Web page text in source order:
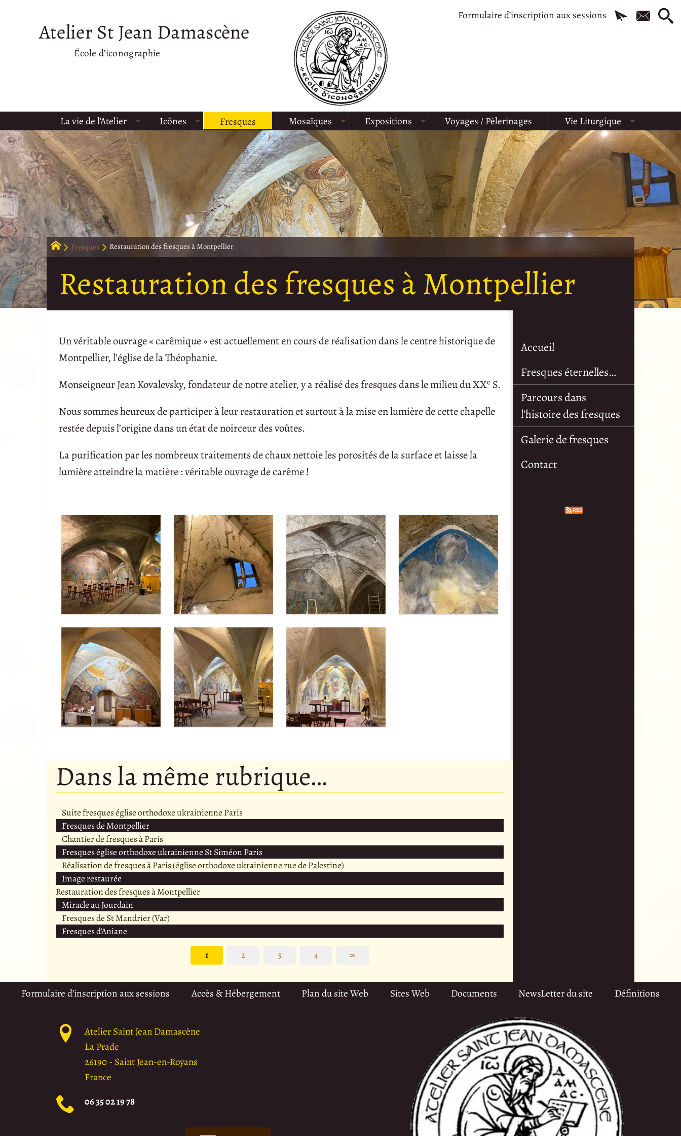
Formulaire d’inscription aux sessions
Atelier St Jean Damascène
École d’iconographie
La vie de l’Atelier Icônes Fresques Mosaïques Expositions Voyages / Pèlerinages Vie Liturgique
Fresques Restauration des fresques à Montpellier
Restauration des fresques à Montpellier
Un véritable ouvrage « carêmique » est actuellement en cours de réalisation dans le centre historique de
Montpellier, l’église de la Théophanie.
Monseigneur Jean Kovalevsky, fondateur de notre atelier, y a réalisé des fresques dans le milieu du XXe S.
Nous sommes heureux de participer à leur restauration et surtout à la mise en lumière de cette chapelle
restée depuis l’origine dans un état de noirceur des voûtes.
La purification par les nombreux traitements de chaux nettoie les porosités de la surface et laisse la
lumière atteindre la matière : véritable ouvrage de carême !
Dans la même rubrique…
Suite fresques église orthodoxe ukrainienne Paris
Fresques de Montpellier
Chantier de fresques à Paris
Fresques église orthodoxe ukrainienne St Siméon Paris
Réalisation de fresques à Paris (église orthodoxe ukrainienne rue de Palestine)
Image restaurée
Restauration des fresques à Montpellier
Miracle au Jourdain
Fresques de St Mandrier (Var)
Fresques d’Aniane
1
2 3 4 ∞
Accueil
Fresques éternelles…
Parcours dans
l’histoire des fresques
Galerie de fresques
Contact
Formulaire d’inscription aux sessions Accès & Hébergement Plan du site Web Sites Web Documents NewsLetter du site Définitions
Atelier Saint Jean Damascène
La Prade
26190- Saint Jean-en-Royans
France
06 35 02 19 78